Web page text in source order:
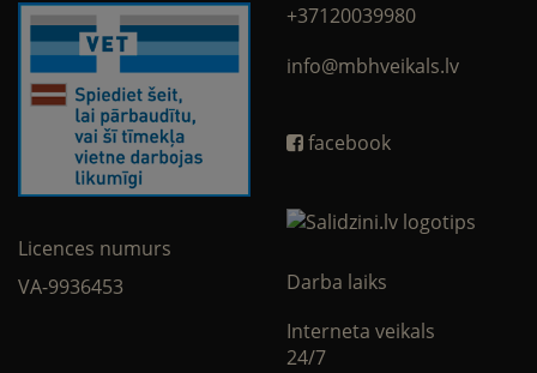
Licences numurs
VA-9936453
+37120039980
info@mbhveikals.lv
facebook
Darba laiks
Interneta veikals
24/7